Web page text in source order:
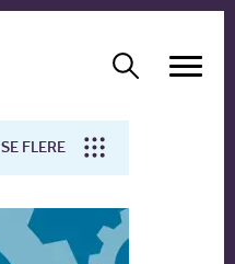
SE FLERE